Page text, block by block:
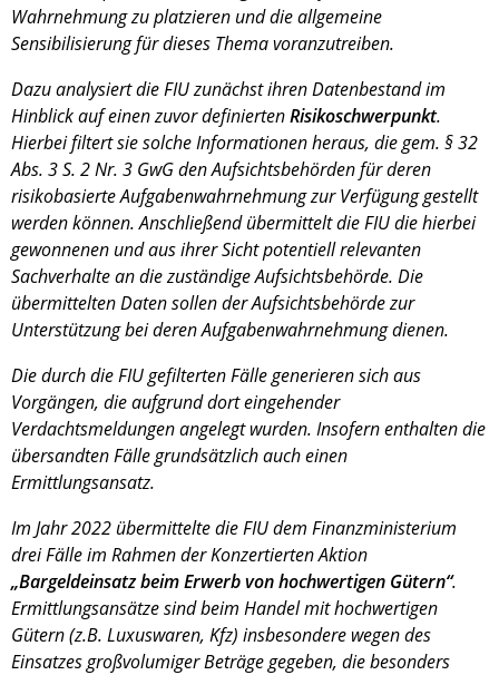
Wahrnehmung zu platzieren und die allgemeine
Sensibilisierung für dieses Thema voranzutreiben.
Dazu analysiert die FIU zunächst ihren Datenbestand im
Hinblick auf einen zuvor definiertenRisikoschwerpunkt.
Hierbei filtert sie solche Informationen heraus, die gem. § 32
Abs. 3 S. 2 Nr. 3 GwG den Aufsichtsbehörden für deren
risikobasierte Aufgabenwahrnehmung zur Verfügung gestellt
werden können. Anschließend übermittelt die FIU die hierbei
gewonnenen und aus ihrer Sicht potentiell relevanten
Sachverhalte an die zuständige Aufsichtsbehörde. Die
übermittelten Daten sollen der Aufsichtsbehörde zur
Unterstützung bei deren Aufgabenwahrnehmung dienen.
Die durch die FIU gefilterten Fälle generieren sich aus
Vorgängen, die aufgrund dort eingehender
Verdachtsmeldungen angelegt wurden. Insofern enthalten die
übersandten Fälle grundsätzlich auch einen
Ermittlungsansatz.
Im Jahr 2022 übermittelte die FIU dem Finanzministerium
drei Fälle im Rahmen der Konzertierten Aktion
„Bargeldeinsatz beim Erwerb von hochwertigen Gütern“.
Ermittlungsansätze sind beim Handel mit hochwertigen
Gütern (z.B. Luxuswaren, Kfz) insbesondere wegen des
Einsatzes großvolumiger Beträge gegeben, die besonders